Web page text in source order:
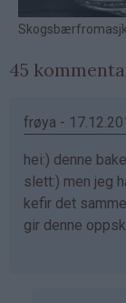
45
frøya -
hei:) denne
slett:) men jeg
kefir det
gir denne